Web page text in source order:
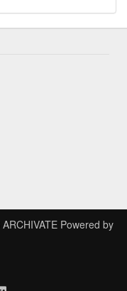
ARCHIVATEPowered by